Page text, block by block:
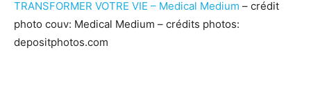
TRANSFORMER VOTRE VIE – Medical Medium – crédit
photo couv: Medical Medium – crédits photos:
depositphotos.com